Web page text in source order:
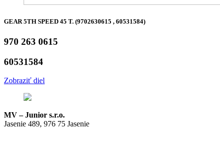
GEAR 5TH SPEED 45 T. (9702630615 , 60531584)
970 263 0615
60531584
Zobraziť diel
MV – Junior s.r.o.
Jasenie 489, 976 75 Jasenie